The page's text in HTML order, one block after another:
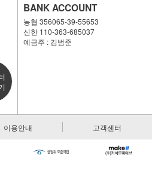
BANK ACCOUNT
농협 356065-39-55653
신한 110-363-685037
예금주 : 김범준
이용안내 고객센터